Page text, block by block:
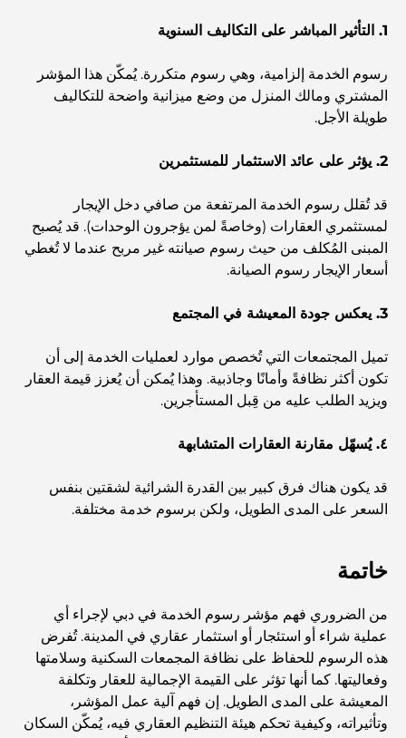
البدنية في المنطقة المحيطة
أفضل مراكز التسوق في دبي للتسوق والترفيه
استكشف أكثر مناطق دبي حيوية
بطاقات الائتمان في الإمارات العربية المتحدة: دليل شامل
للإنفاق الذكي
مستشفى في مركز دبي المالي العالمي: رعاية طبية عالمية
المستوى في دبي
صالات رياضية في مركز دبي المالي العالمي: حيث يلتقي اللياقة
البدنية بأسلوب حياة الأعمال
أندر سيارة في العالم: أساطير السيارات التي لا تُقدر بثمن
منصات التداول في الإمارات العربية المتحدة: دليل للمستثمرين
العصريين
نادي شاطئ العائلة في دبي: حيث يلتقي المرح بالاسترخاء
أفضل مدارس البكالوريا الدولية في دبي: دليل شامل لأولياء
المخطط الرئيسي لتلال دبي: رؤية للحياة المجتمعية العصرية
1. التأثير المباشر على التكاليف السنوية
رسوم الخدمة إلزامية، وهي رسوم متكررة. يُمكّن هذا المؤشر
المشتري ومالك المنزل من وضع ميزانية واضحة للتكاليف
طويلة الأجل.
2. يؤثر على عائد الاستثمار للمستثمرين
قد تُقلل رسوم الخدمة المرتفعة من صافي دخل الإيجار
لمستثمري العقارات (وخاصةً لمن يؤجرون الوحدات). قد يُصبح
المبنى المُكلف من حيث رسوم صيانته غير مربح عندما لا تُغطي
أسعار الإيجار رسوم الصيانة.
3. يعكس جودة المعيشة في المجتمع
تميل المجتمعات التي تُخصص موارد لعمليات الخدمة إلى أن
تكون أكثر نظافةً وأمانًا وجاذبية. وهذا يُمكن أن يُعزز قيمة العقار
ويزيد الطلب عليه من قِبل المستأجرين.
٤. يُسهّل مقارنة العقارات المتشابهة
قد يكون هناك فرق كبير بين القدرة الشرائية لشقتين بنفس
السعر على المدى الطويل، ولكن برسوم خدمة مختلفة.
خاتمة
من الضروري فهم مؤشر رسوم الخدمة في دبي لإجراء أي
عملية شراء أو استئجار أو استثمار عقاري في المدينة. تُفرض
هذه الرسوم للحفاظ على نظافة المجمعات السكنية وسلامتها
وفعاليتها. كما أنها تؤثر على القيمة الإجمالية للعقار وتكلفة
المعيشة على المدى الطويل. إن فهم آلية عمل المؤشر،
وتأثيراته، وكيفية تحكم هيئة التنظيم العقاري فيه، يُمكّن السكان